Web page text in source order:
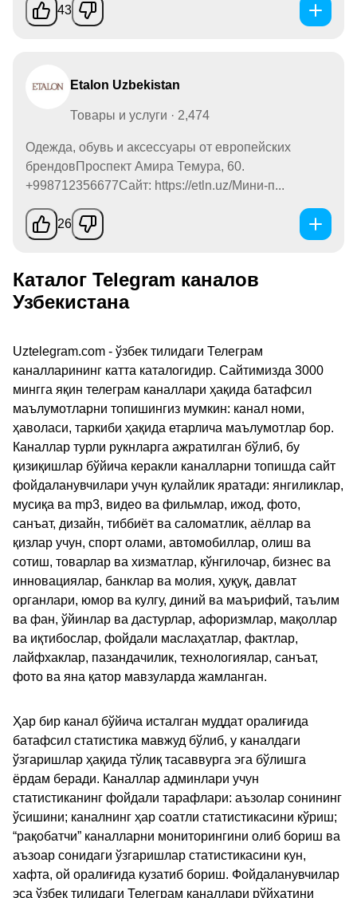
43
Etalon Uzbekistan
Товары и услуги · 2,474
Одежда, обувь и аксессуары от европейских
брендовПроспект Амира Темура, 60.
+998712356677Сайт: https://etln.uz/Мини-п...
26
Каталог Telegram каналов
Узбекистана
Uztelegram.com - ўзбек тилидаги Телеграм
каналларининг катта каталогидир. Сайтимизда 3000
мингга яқин телеграм каналлари ҳақида батафсил
маълумотларни топишингиз мумкин: канал номи,
ҳаволаси, таркиби ҳақида етарлича маълумотлар бор.
Каналлар турли рукнларга ажратилган бўлиб, бу
қизиқишлар бўйича керакли каналларни топишда сайт
фойдаланувчилари учун қулайлик яратади: янгиликлар,
мусиқа ва mp3, видео ва фильмлар, ижод, фото,
санъат, дизайн, тиббиёт ва саломатлик, аёллар ва
қизлар учун, спорт олами, автомобиллар, олиш ва
сотиш, товарлар ва хизматлар, кўнгилочар, бизнес ва
инновациялар, банклар ва молия, ҳуқуқ, давлат
органлари, юмор ва кулгу, диний ва маърифий, таълим
ва фан, ўйинлар ва дастурлар, афоризмлар, мақоллар
ва иқтибослар, фойдали маслаҳатлар, фактлар,
лайфхаклар, пазандачилик, технологиялар, санъат,
фото ва яна қатор мавзуларда жамланган.
Ҳар бир канал бўйича исталган муддат оралиғида
батафсил статистика мавжуд бўлиб, у каналдаги
ўзгаришлар ҳақида тўлиқ тасаввурга эга бўлишга
ёрдам беради. Каналлар админлари учун
статистиканинг фойдали тарафлари: аъзолар сонининг
ўсишини; каналнинг ҳар соатли статистикасини кўриш;
“рақобатчи” каналларни мониторингини олиб бориш ва
аъзоар сонидаги ўзгаришлар статистикасини кун,
хафта, ой оралиғида кузатиб бориш. Фойдаланувчилар
эса ўзбек тилидаги Телеграм каналлари рўйхатини